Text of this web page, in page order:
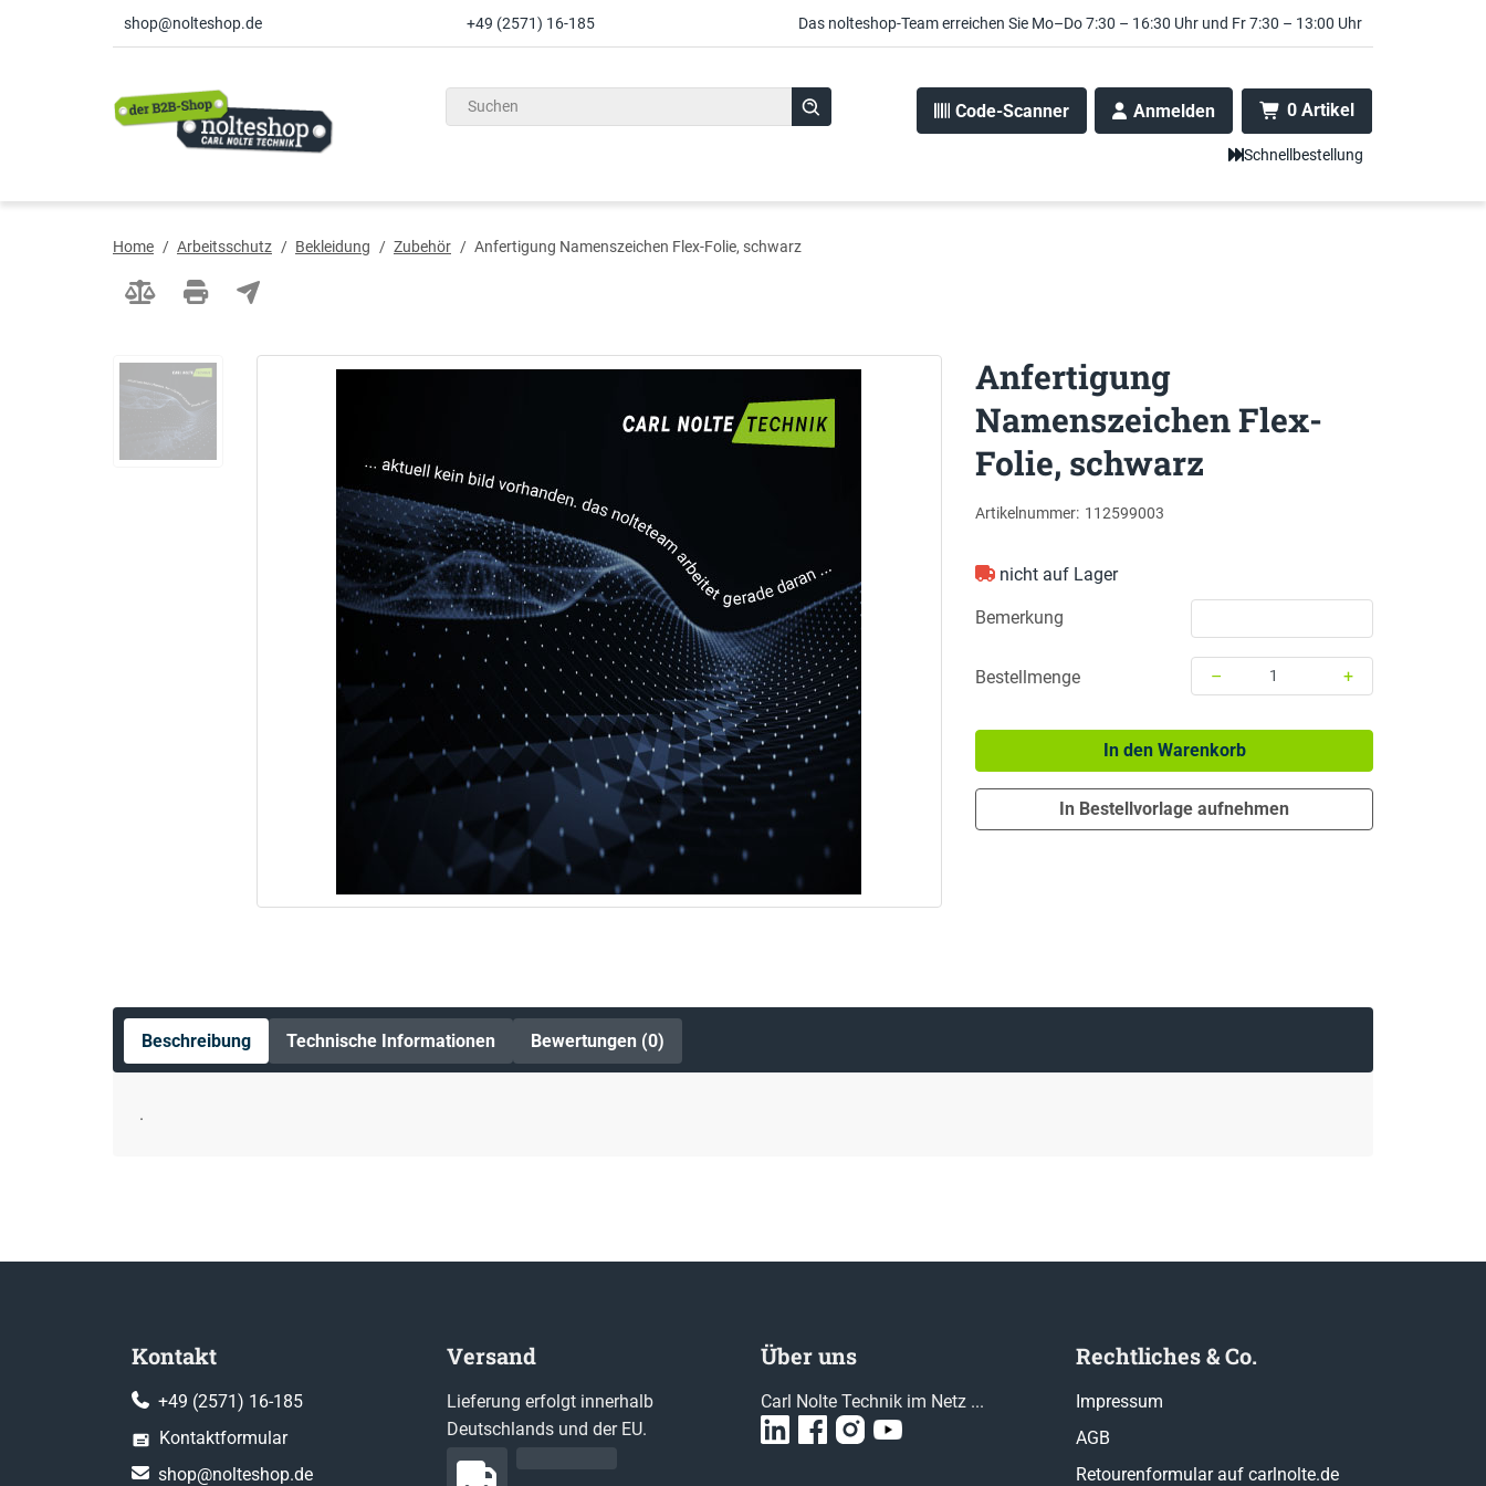
shop@nolteshop.de +49 (2571) 16-185 Das nolteshop-Team erreichen Sie Mo–Do 7:30 – 16:30 Uhr und Fr 7:30 – 13:00 Uhr
Code-Scanner Anmelden 0 Artikel
Schnellbestellung
Home / Arbeitsschutz / Bekleidung / Zubehör / Anfertigung Namenszeichen Flex-Folie, schwarz
Anfertigung
Namenszeichen Flex-
Folie, schwarz
Artikelnummer: 112599003
nicht auf Lager
Bemerkung
Bestellmenge –
+
In den Warenkorb
In Bestellvorlage aufnehmen
Beschreibung Technische Informationen Bewertungen (0)
.
Kontakt
+49 (2571) 16-185
Kontaktformular
shop@nolteshop.de
Versand
Lieferung erfolgt innerhalb
Deutschlands und der EU.
Über uns
Carl Nolte Technik im Netz ...
Rechtliches & Co.
Impressum
AGB
Retourenformular auf carlnolte.de